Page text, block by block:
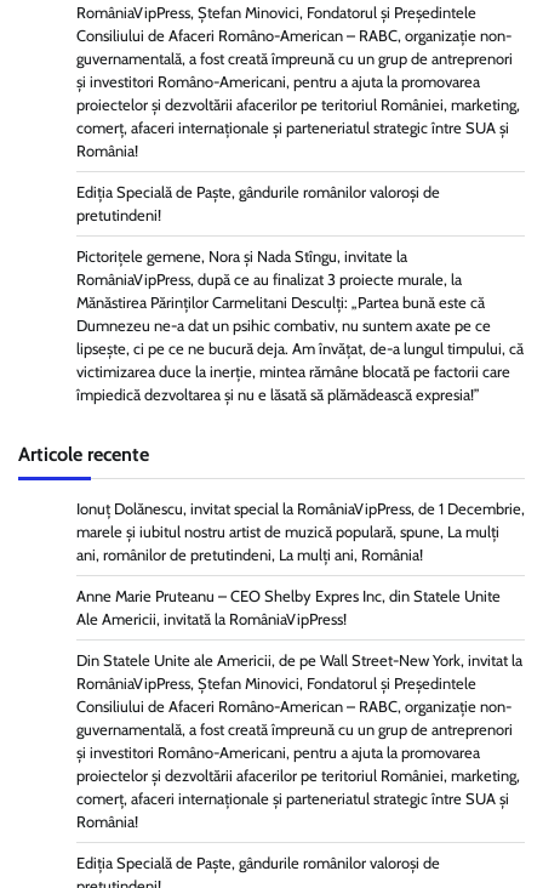
RomâniaVipPress, Ștefan Minovici, Fondatorul și Președintele
Consiliului de Afaceri Româno-American – RABC, organizație non-
guvernamentală, a fost creată împreună cu un grup de antreprenori
și investitori Româno-Americani, pentru a ajuta la promovarea
proiectelor și dezvoltării afacerilor pe teritoriul României, marketing,
comerț, afaceri internaționale și parteneriatul strategic între SUA și
România!
Ediția Specială de Paște, gândurile românilor valoroși de
pretutindeni!
Pictorițele gemene, Nora și Nada Stîngu, invitate la
RomâniaVipPress, după ce au finalizat 3 proiecte murale, la
Mănăstirea Părinților Carmelitani Desculți: „Partea bună este că
Dumnezeu ne-a dat un psihic combativ, nu suntem axate pe ce
lipsește, ci pe ce ne bucură deja. Am învățat, de-a lungul timpului, că
victimizarea duce la inerție, mintea rămâne blocată pe factorii care
împiedică dezvoltarea și nu e lăsată să plămădească expresia!”
Articole recente
Ionuț Dolănescu, invitat special la RomâniaVipPress, de 1 Decembrie,
marele și iubitul nostru artist de muzică populară, spune, La mulți
ani, românilor de pretutindeni, La mulți ani, România!
Anne Marie Pruteanu – CEO Shelby Expres Inc, din Statele Unite
Ale Americii, invitată la RomâniaVipPress!
Din Statele Unite ale Americii, de pe Wall Street-New York, invitat la
RomâniaVipPress, Ștefan Minovici, Fondatorul și Președintele
Consiliului de Afaceri Româno-American – RABC, organizație non-
guvernamentală, a fost creată împreună cu un grup de antreprenori
și investitori Româno-Americani, pentru a ajuta la promovarea
proiectelor și dezvoltării afacerilor pe teritoriul României, marketing,
comerț, afaceri internaționale și parteneriatul strategic între SUA și
România!
Ediția Specială de Paște, gândurile românilor valoroși de